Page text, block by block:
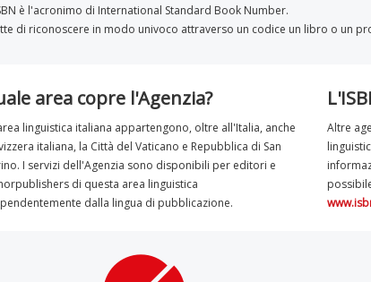
è l'acronimo di International Standard Book Number.
di riconoscere in modo univoco attraverso un codice un libro o un
area copre l'Agenzia?
linguistica italiana appartengono, oltre all'Italia, anche
italiana, la Città del Vaticano e Repubblica di San
I servizi dell'Agenzia sono disponibili per editori e
di questa area linguistica
dalla lingua di pubblicazione.
Altre